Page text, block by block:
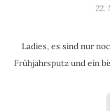
22.
Ladies, es sind nur
Frühjahrsputz und ein